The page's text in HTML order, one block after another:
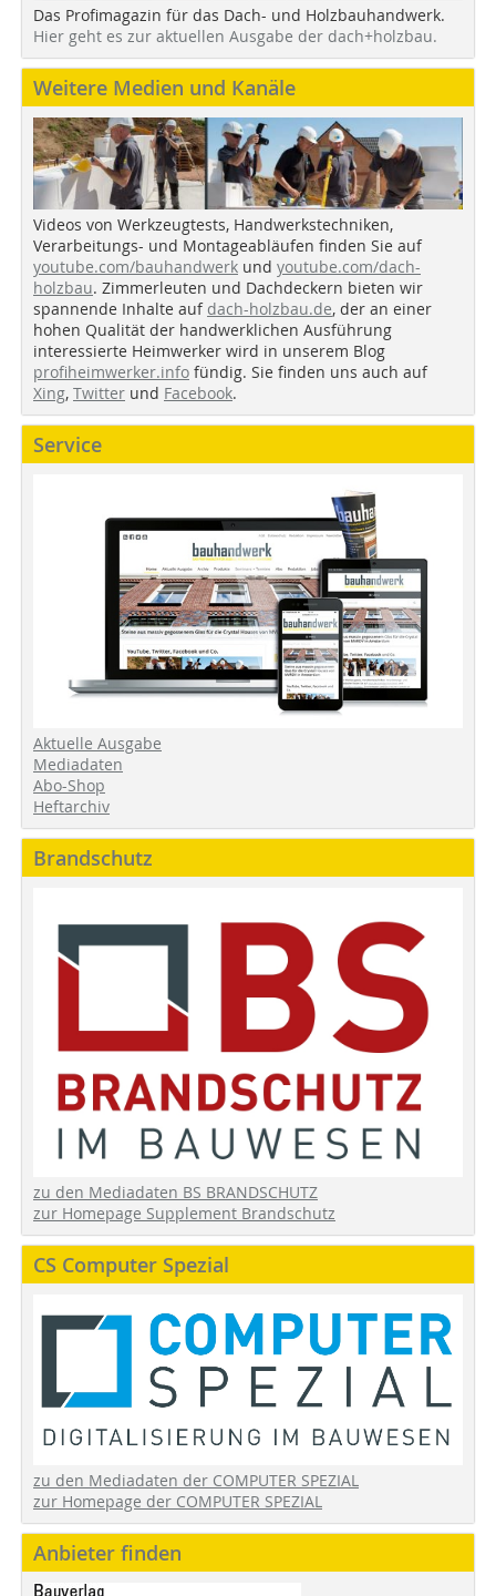
Das Profimagazin für das Dach- und Holzbauhandwerk.
Hier geht es zur aktuellen Ausgabe der dach+holzbau.
Weitere Medien und Kanäle
Videos von Werkzeugtests, Handwerkstechniken,
Verarbeitungs- und Montageabläufen finden Sie auf
youtube.com/bauhandwerk und youtube.com/dach-
holzbau. Zimmerleuten und Dachdeckern bieten wir
spannende Inhalte auf dach-holzbau.de, der an einer
hohen Qualität der handwerklichen Ausführung
interessierte Heimwerker wird in unserem Blog
profiheimwerker.info fündig. Sie finden uns auch auf
Xing, Twitter und Facebook.
Service
Aktuelle Ausgabe
Mediadaten
Abo-Shop
Heftarchiv
Brandschutz
zu den Mediadaten BS BRANDSCHUTZ
zur Homepage Supplement Brandschutz
CS Computer Spezial
zu den Mediadaten der COMPUTER SPEZIAL
zur Homepage der COMPUTER SPEZIAL
Anbieter finden